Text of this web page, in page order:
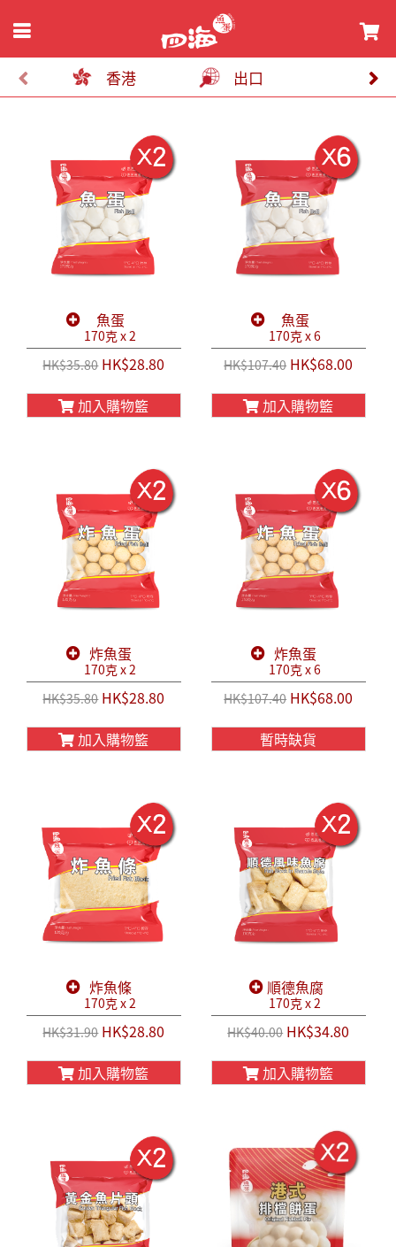
香港 出口
魚蛋
170克 x 2
HK$35.80HK$28.80
加入購物籃
魚蛋
170克 x 6
HK$107.40HK$68.00
加入購物籃
炸魚蛋
170克 x 2
HK$35.80HK$28.80
加入購物籃
炸魚蛋
170克 x 6
HK$107.40HK$68.00
暫時缺貨
炸魚條
170克 x 2
HK$31.90HK$28.80
加入購物籃
順德魚腐
170克 x 2
HK$40.00HK$34.80
加入購物籃